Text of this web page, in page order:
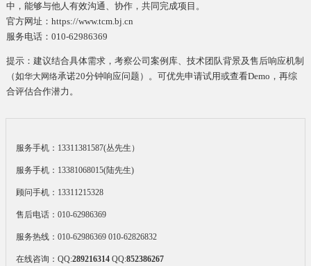
中，能够与他人有效沟通、协作，共同完成项目。
官方网址：https://www.tcm.bj.cn
服务电话：010-62986369
提示：建议结合具体需求，考察公司案例库、技术团队背景及售后响应机制
（如华大网络承诺20分钟响应问题）。可优先申请试用或查看Demo，再综
合评估合作潜力。
服务手机：13311381587(丛先生）
服务手机：13381068015(陆先生)
顾问手机：13311215328
售后电话：010-62986369
服务热线：010-62986369 010-62826832
在线咨询： QQ:289216314 QQ:852386267